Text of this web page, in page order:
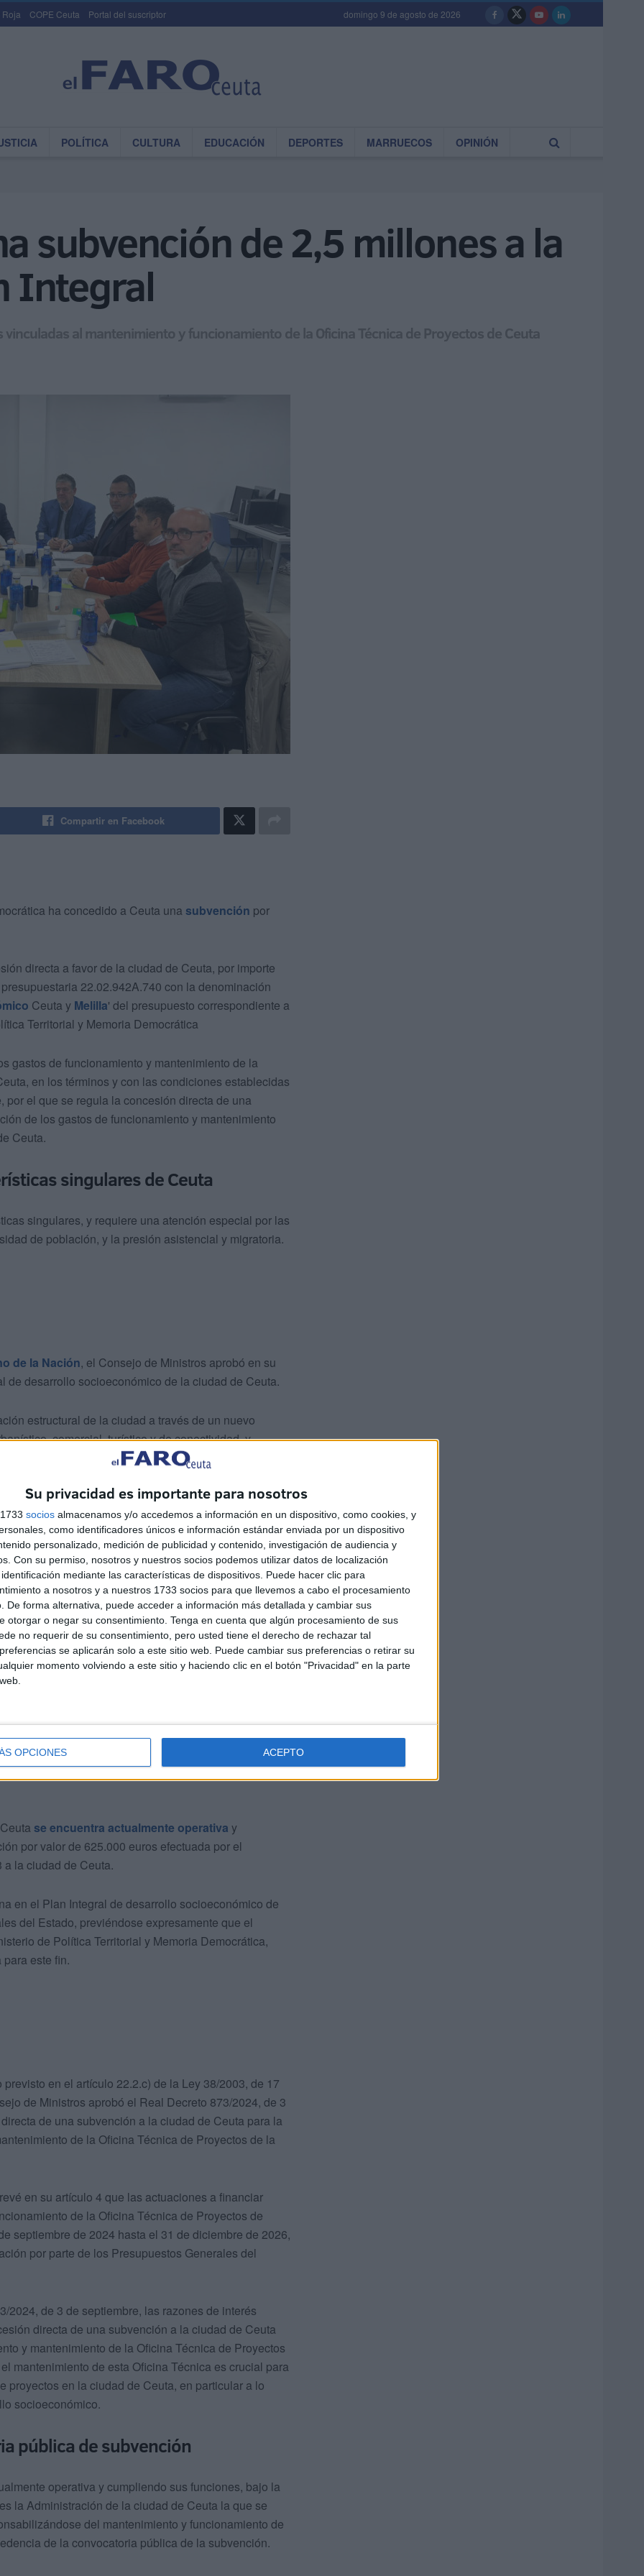
Su privacidad es importante para nosotros
socios almacenamos y/o accedemos a información en un dispositivo, como cookies, y
como identificadores únicos e información estándar enviada por un dispositivo
personalizado, medición de publicidad y contenido, investigación de audiencia y
Con su permiso, nosotros y nuestros socios podemos utilizar datos de localización
mediante las características de dispositivos. Puede hacer clic para
a nosotros y a nuestros 1733 socios para que llevemos a cabo el procesamiento
De forma alternativa, puede acceder a información más detallada y cambiar sus
otorgar o negar su consentimiento. Tenga en cuenta que algún procesamiento de sus
no requerir de su consentimiento, pero usted tiene el derecho de rechazar tal
se aplicarán solo a este sitio web. Puede cambiar sus preferencias o retirar su
momento volviendo a este sitio y haciendo clic en el botón "Privacidad" en la parte
OPCIONES ACEPTO
Roja COPE Ceuta Portal del suscriptor domingo 9 de agosto de 2026
POLÍTICA CULTURA EDUCACIÓN DEPORTES MARRUECOS OPINIÓN
subvención de 2,5 millones a la
Integral
al mantenimiento y funcionamiento de la Oficina Técnica de Proyectos de Ceuta
Compartir en Facebook
ha concedido a Ceuta una subvención por
directa a favor de la ciudad de Ceuta, por importe
22.02.942A.740 con la denominación
Ceuta y Melilla' del presupuesto correspondiente a
Territorial y Memoria Democrática
gastos de funcionamiento y mantenimiento de la
en los términos y con las condiciones establecidas
el que se regula la concesión directa de una
de los gastos de funcionamiento y mantenimiento
Ceuta.
singulares de Ceuta
singulares, y requiere una atención especial por las
de población, y la presión asistencial y migratoria.
de la Nación, el Consejo de Ministros aprobó en su
de desarrollo socioeconómico de la ciudad de Ceuta.
estructural de la ciudad a través de un nuevo
comercial, turístico y de conectividad, y
Oficina Técnica de Proyectos en la ciudad de
en el ámbito territorial de la ciudad de Ceuta, la
de financiación y programas de apoyo
única de información y asesoramiento a
de proyectos y propuestas de solicitud y apoyar
en el Plan.
operativa
se encuentra actualmente operativa y
por valor de 625.000 euros efectuada por el
la ciudad de Ceuta.
en el Plan Integral de desarrollo socioeconómico de
del Estado, previéndose expresamente que el
de Política Territorial y Memoria Democrática,
este fin.
en el artículo 22.2.c) de la Ley 38/2003, de 17
de Ministros aprobó el Real Decreto 873/2024, de 3
de una subvención a la ciudad de Ceuta para la
de la Oficina Técnica de Proyectos de la
en su artículo 4 que las actuaciones a financiar
de la Oficina Técnica de Proyectos de
septiembre de 2024 hasta el 31 de diciembre de 2026,
por parte de los Presupuestos Generales del
de 3 de septiembre, las razones de interés
directa de una subvención a la ciudad de Ceuta
y mantenimiento de la Oficina Técnica de Proyectos
mantenimiento de esta Oficina Técnica es crucial para
proyectos en la ciudad de Ceuta, en particular a lo
socioeconómico.
pública de subvención
operativa y cumpliendo sus funciones, bajo la
la Administración de la ciudad de Ceuta la que se
del mantenimiento y funcionamiento de
de la convocatoria pública de la subvención.